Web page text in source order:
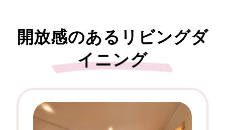
開放感のあるリビングダ
イニング